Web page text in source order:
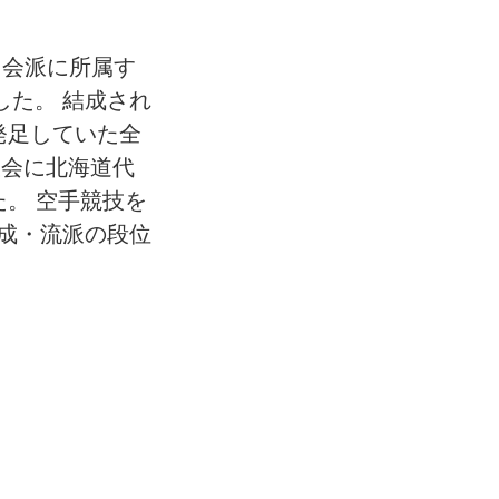
派に所属す
た。 結成され
していた全
に北海道代
空手競技を
・流派の段位